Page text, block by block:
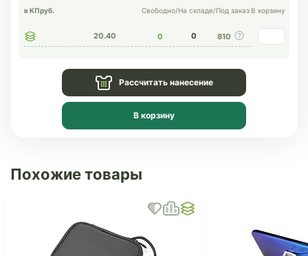
в КПруб. Свободно/На складе/Под заказ В корзину
20.40 0 0 810
Рассчитать нанесение
В корзину
Похожие товары